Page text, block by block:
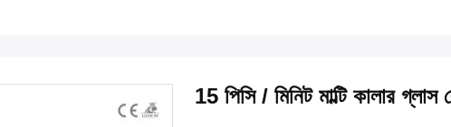
15 পিসি / মিনিট মাল্টি কালার গ্লাস